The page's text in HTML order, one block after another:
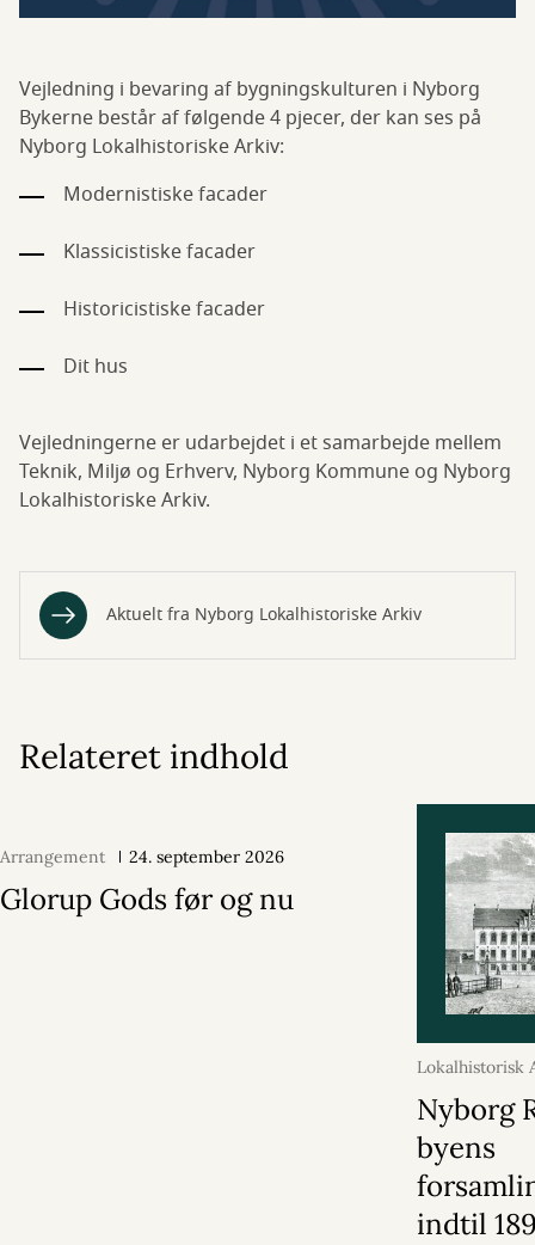
Vejledning i bevaring af bygningskulturen i Nyborg
Bykerne består af følgende 4 pjecer, der kan ses på
Nyborg Lokalhistoriske Arkiv:
Modernistiske facader
Klassicistiske facader
Historicistiske facader
Dit hus
Vejledningerne er udarbejdet i et samarbejde mellem
Teknik, Miljø og Erhverv, Nyborg Kommune og Nyborg
Lokalhistoriske Arkiv.
Aktuelt fra Nyborg Lokalhistoriske Arkiv
Relateret indhold
Arrangement 24. september 2026
Glorup Gods før og nu
Lokalhistorisk
2026
Nyborg
byens
indtil